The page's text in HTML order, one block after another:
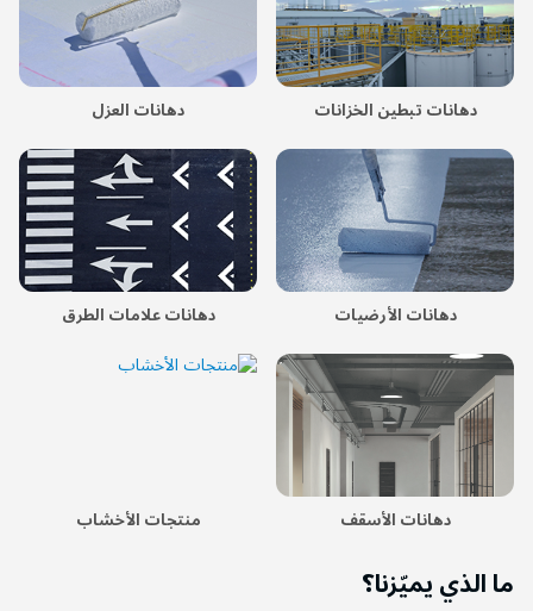
دهانات العزل دهانات تبطين الخزانات
دهانات علامات الطرق دهانات الأرضيات
منتجات الأخشاب دهانات الأسقف
ما الذي يميّزنا؟